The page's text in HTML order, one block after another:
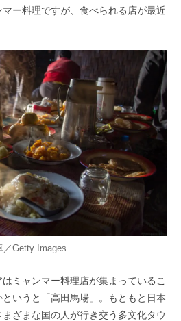
ー料理ですが、食べられる店が最近
／Getty Images
ミャンマー料理店が集まっているこ
いうと「高田馬場」。もともと日本
ざまな国の人が行き交う多文化タウ